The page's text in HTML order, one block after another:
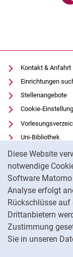
Diese Website
notwendige
Software Matomo
Analyse erfolgt
Rückschlüsse auf
Drittanbietern
Zustimmung
Sie in unseren
Kontakt & Anfahrt
Einrichtungen
Stellenangebote
Cookie-
Uni-Bibliothek
Moodle
Panopto
Datenschutz
Barrierefreiheit
Transparenter KI-